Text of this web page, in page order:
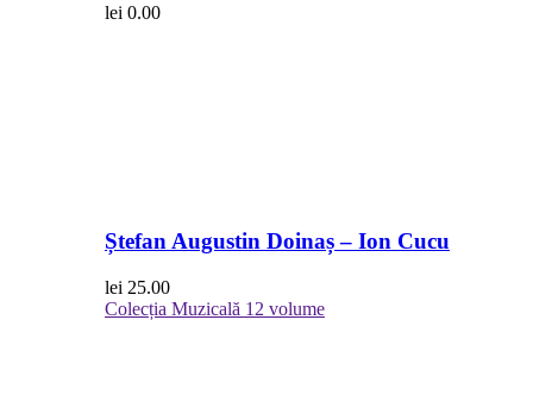
lei 0.00
Ștefan Augustin Doinaș – Ion Cucu
lei 25.00
Colecția Muzicală 12 volume